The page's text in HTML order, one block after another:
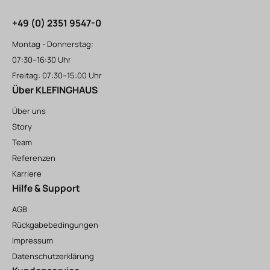
+49 (0) 2351 9547-0
Montag - Donnerstag:
07:30–16:30 Uhr
Freitag: 07:30–15:00 Uhr
Über KLEFINGHAUS
Über uns
Story
Team
Referenzen
Karriere
Hilfe & Support
AGB
Rückgabebedingungen
Impressum
Datenschutzerklärung